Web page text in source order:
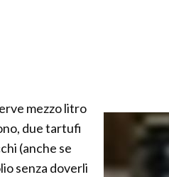
mezzo litro
due tartufi
(anche se
senza doverli